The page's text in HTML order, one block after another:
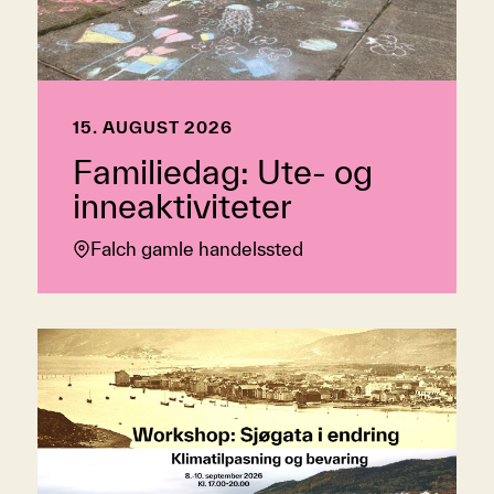
15. AUGUST 2026
Familiedag: Ute- og
inneaktiviteter
Falch gamle handelssted